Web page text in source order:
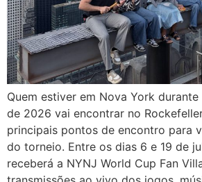
Quem estiver em Nova York
de 2026 vai encontrar no
principais pontos de encontro para
do torneio. Entre os dias 6 e 19 de
receberá a NYNJ World Cup Fan